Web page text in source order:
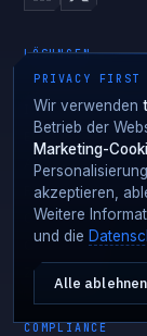
LÖSUNGEN
Identitätsschutz ·
Enterprise-
AiTM-Phishing-
Ransomware-
C2 Tracking
OT Security
Zero Trust
COMPLIANCE
PRIVACY FIRST
Wir verwenden
Betrieb der
Marketing-
akzeptieren,
Weitere
und die
Alle ablehnen